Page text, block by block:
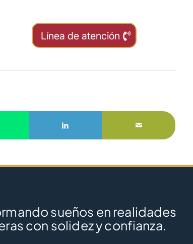
Línea de atención
sueños en realidades
con solidez y confianza.